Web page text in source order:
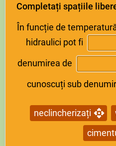
Completați spațiile
În funcție de
hidraulici pot fi
denumirea de
cunoscuți sub
neclincherizați